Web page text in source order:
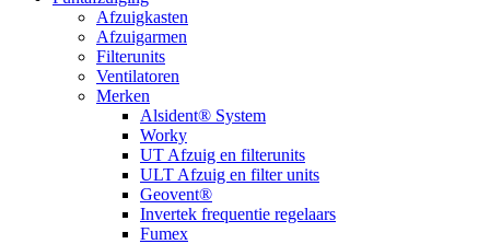
Afzuigkasten
Afzuigarmen
Filterunits
Ventilatoren
Merken
Alsident® System
Worky
UT Afzuig en filterunits
ULT Afzuig en filter units
Geovent®
Invertek frequentie regelaars
Fumex